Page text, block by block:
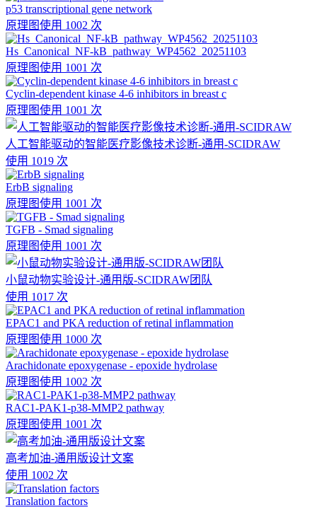
p53 transcriptional gene network
原理图使用 1002 次
Hs_Canonical_NF-kB_pathway_WP4562_20251103
原理图使用 1001 次
Cyclin-dependent kinase 4-6 inhibitors in breast c
原理图使用 1001 次
人工智能驱动的智能医疗影像技术诊断-通用-SCIDRAW
使用 1019 次
ErbB signaling
原理图使用 1001 次
TGFB - Smad signaling
原理图使用 1001 次
小鼠动物实验设计-通用版-SCIDRAW团队
使用 1017 次
EPAC1 and PKA reduction of retinal inflammation
原理图使用 1000 次
Arachidonate epoxygenase - epoxide hydrolase
原理图使用 1002 次
RAC1-PAK1-p38-MMP2 pathway
原理图使用 1001 次
高考加油-通用版设计文案
使用 1002 次
Translation factors